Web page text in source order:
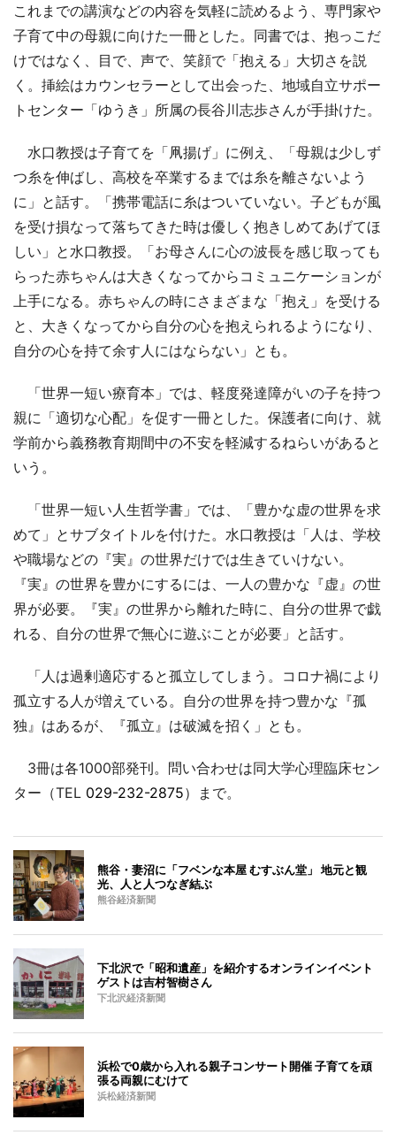
これまでの講演などの内容を気軽に読めるよう、専門家や
子育て中の母親に向けた一冊とした。同書では、抱っこだ
けではなく、目で、声で、笑顔で「抱える」大切さを説
く。挿絵はカウンセラーとして出会った、地域自立サポー
トセンター「ゆうき」所属の長谷川志歩さんが手掛けた。
水口教授は子育てを「凧揚げ」に例え、「母親は少しず
つ糸を伸ばし、高校を卒業するまでは糸を離さないよう
に」と話す。「携帯電話に糸はついていない。子どもが風
を受け損なって落ちてきた時は優しく抱きしめてあげてほ
しい」と水口教授。「お母さんに心の波長を感じ取っても
らった赤ちゃんは大きくなってからコミュニケーションが
上手になる。赤ちゃんの時にさまざまな「抱え」を受ける
と、大きくなってから自分の心を抱えられるようになり、
自分の心を持て余す人にはならない」とも。
「世界一短い療育本」では、軽度発達障がいの子を持つ
親に「適切な心配」を促す一冊とした。保護者に向け、就
学前から義務教育期間中の不安を軽減するねらいがあると
いう。
「世界一短い人生哲学書」では、「豊かな虚の世界を求
めて」とサブタイトルを付けた。水口教授は「人は、学校
や職場などの『実』の世界だけでは生きていけない。
『実』の世界を豊かにするには、一人の豊かな『虚』の世
界が必要。『実』の世界から離れた時に、自分の世界で戯
れる、自分の世界で無心に遊ぶことが必要」と話す。
「人は過剰適応すると孤立してしまう。コロナ禍により
孤立する人が増えている。自分の世界を持つ豊かな『孤
独』はあるが、『孤立』は破滅を招く」とも。
3冊は各1000部発刊。問い合わせは同大学心理臨床セン
ター（TEL 029-232-2875）まで。
熊谷・妻沼に「フベンな本屋 むすぶん堂」 地元と観
光、人と人つなぎ結ぶ
熊谷経済新聞
下北沢で「昭和遺産」を紹介するオンラインイベント
ゲストは吉村智樹さん
下北沢経済新聞
浜松で0歳から入れる親子コンサート開催 子育てを頑
張る両親にむけて
浜松経済新聞